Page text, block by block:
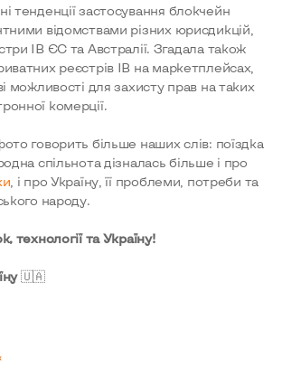
тенденції застосування блокчейн
відомствами різних юрисдикцій,
ІВ ЄС та Австралії. Згадала також
реєстрів ІВ на маркетплейсах,
можливості для захисту прав на таких
комерції.
говорить більше наших слів: поїздка
спільнота дізналась більше і про
, і про Україну, її проблеми, потреби та
народу.
технології та Україну!
🇺🇦